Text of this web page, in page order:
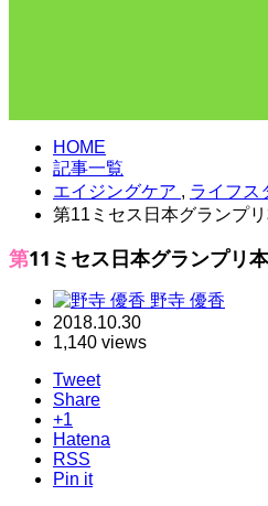
HOME
記事一覧
エイジングケア , ライフス
第11ミセス日本グランプ
第11ミセス日本グランプリ
野寺 優香
2018.10.30
1,140 views
Tweet
Share
+1
Hatena
RSS
Pin it